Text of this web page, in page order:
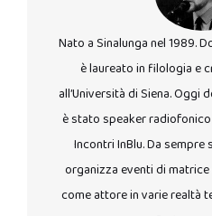
Nato a Sinalunga nel 1989.
è laureato in filologia e
all’Università di Siena. Oggi
è stato speaker
Incontri InBlu. Da sempre
organizza eventi di
come attore in varie realtà